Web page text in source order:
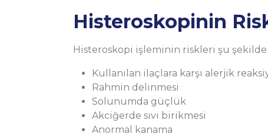
Histeroskopinin
Histeroskopi işleminin riskleri şu şekilde
Kullanılan ilaçlara karşı alerjik
Rahmin delinmesi
Solunumda güçlük
Akciğerde sıvı birikmesi
Anormal kanama